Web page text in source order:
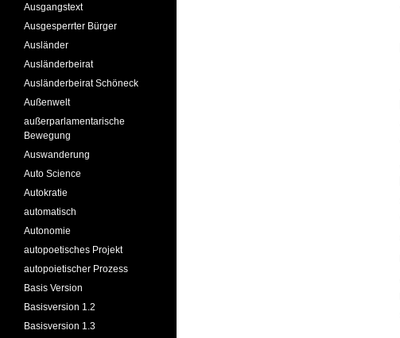
Ausgangstext
Ausgesperrter Bürger
Ausländer
Ausländerbeirat
Ausländerbeirat Schöneck
Außenwelt
außerparlamentarische
Bewegung
Auswanderung
Auto Science
Autokratie
automatisch
Autonomie
autopoetisches Projekt
autopoietischer Prozess
Basis Version
Basisversion 1.2
Basisversion 1.3